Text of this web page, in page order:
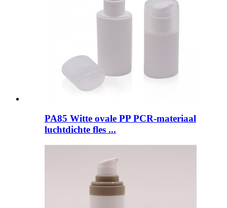
PA85 Witte ovale PP PCR-materiaal
luchtdichte fles ...